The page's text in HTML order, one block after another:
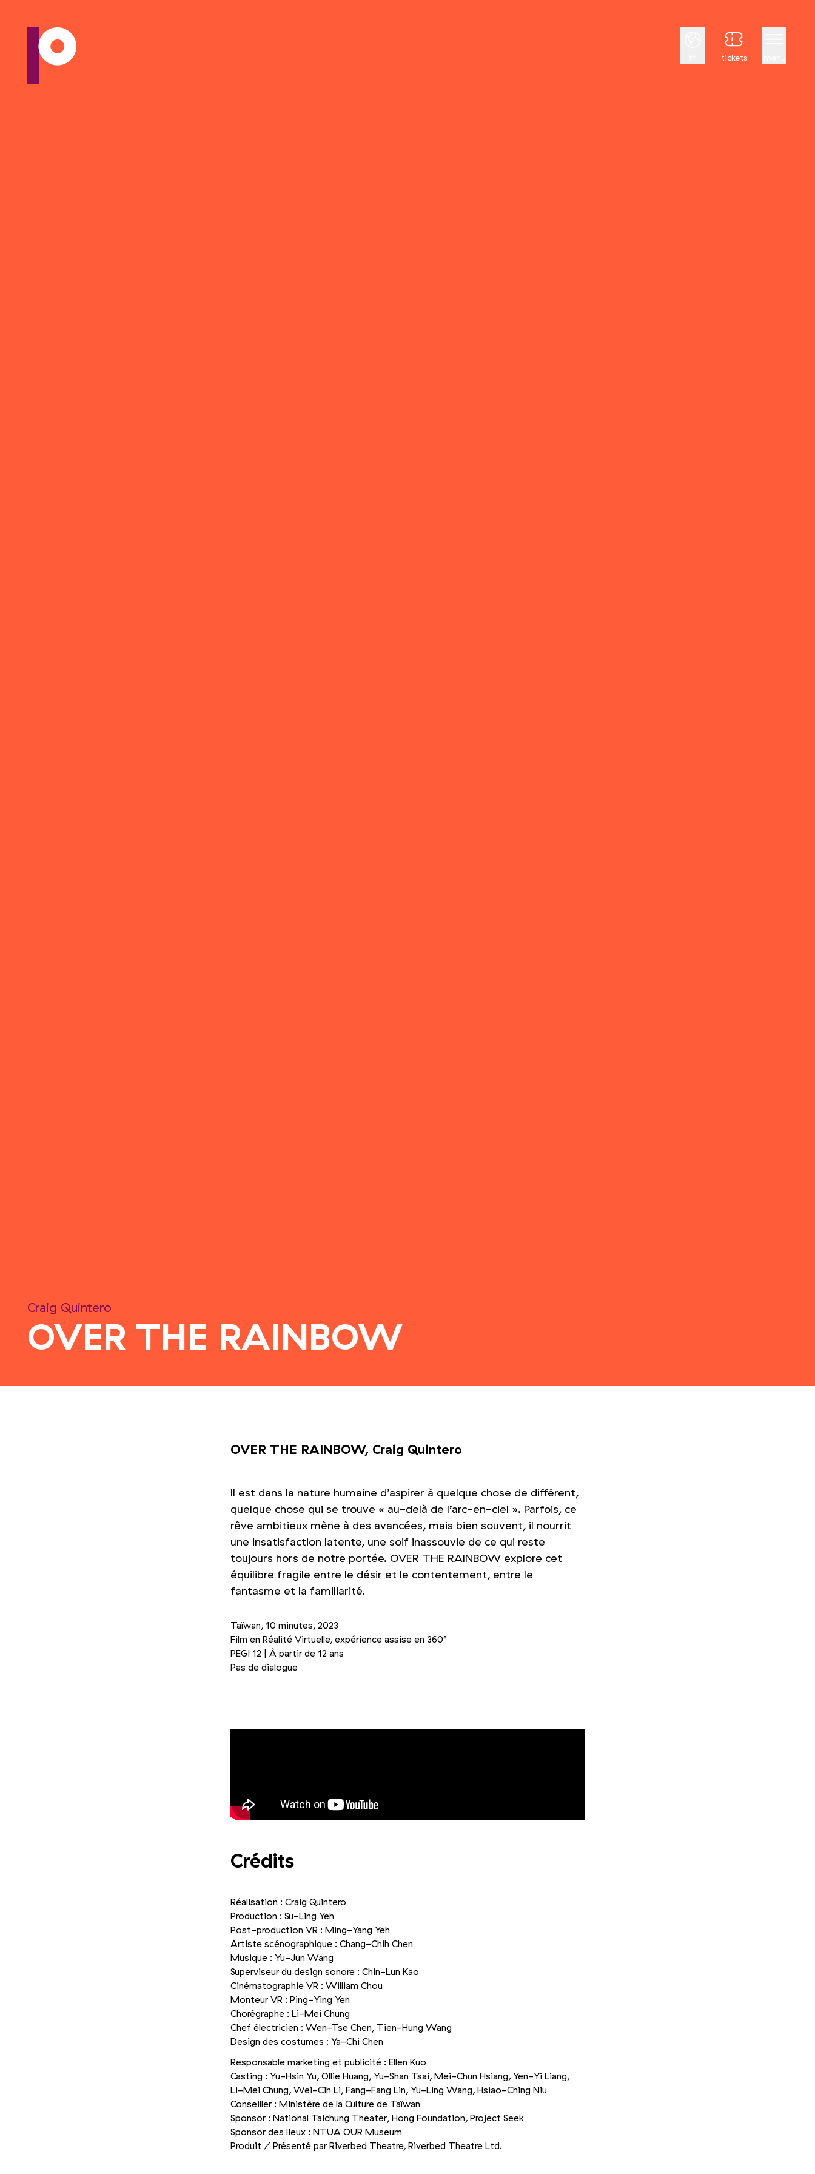
Françaistickets
Craig Quintero
OVER THE RAINBOW
OVER THE RAINBOW, Craig Quintero
Il est dans la nature humaine d’aspirer à quelque chose de différent,
quelque chose qui se trouve « au-delà de l’arc-en-ciel ». Parfois, ce
rêve ambitieux mène à des avancées, mais bien souvent, il nourrit
une insatisfaction latente, une soif inassouvie de ce qui reste
toujours hors de notre portée. OVER THE RAINBOW explore cet
équilibre fragile entre le désir et le contentement, entre le
fantasme et la familiarité.
Taïwan, 10 minutes, 2023
Film en Réalité Virtuelle, expérience assise en 360°
PEGI 12 | À partir de 12 ans
Pas de dialogue
Crédits
Réalisation : Craig Quintero
Production : Su-Ling Yeh
Post-production VR : Ming-Yang Yeh
Artiste scénographique : Chang-Chih Chen
Musique : Yu-Jun Wang
Superviseur du design sonore : Chin-Lun Kao
Cinématographie VR : William Chou
Monteur VR : Ping-Ying Yen
Chorégraphe : Li-Mei Chung
Chef électricien : Wen-Tse Chen, Tien-Hung Wang
Design des costumes : Ya-Chi Chen
Responsable marketing et publicité : Ellen Kuo
Casting : Yu-Hsin Yu, Ollie Huang, Yu-Shan Tsai, Mei-Chun Hsiang, Yen-Yi Liang,
Li-Mei Chung, Wei-Cih Li, Fang-Fang Lin, Yu-Ling Wang, Hsiao-Ching Niu
Conseiller : Ministère de la Culture de Taïwan
Sponsor : National Taichung Theater, Hong Foundation, Project Seek
Sponsor des lieux : NTUA OUR Museum
Produit / Présenté par Riverbed Theatre, Riverbed Theatre Ltd.